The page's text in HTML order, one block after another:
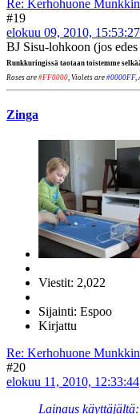
Re: Kerhohuone
#19
elokuu 09, 2010, 15:53:27
BJ Sisu-lohkoon (jos
Runkkuringissä taotaan toistemme
Roses are #FF0000, Violets are #0000FF,
Zinga
Viestit: 2,022
Sijainti: Espoo
Kirjattu
Re: Kerhohuone
#20
elokuu 11, 2010, 12:33:44
Lainaus